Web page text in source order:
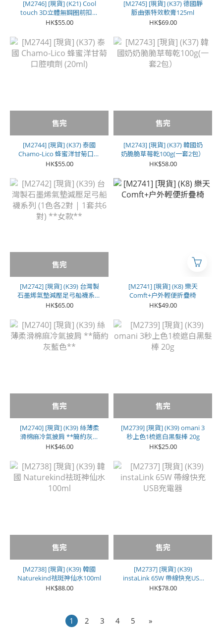
[M2746] [現貨] (K21) Cool
touch 3D立體無鋼圈前扣舒
適 Bra
HK$55.00
[M2745] [現貨] (K37) 德國靜
脈曲張特效軟膏125ml
HK$69.00
售完
[M2744] [現貨] (K37) 泰國
Chamo-Lico 蜂蜜洋甘菊口腔
噴劑 (20ml)
HK$55.00
售完
[M2743] [現貨] (K37) 韓國奶
奶脆脆草莓乾100g(一套2包）
HK$58.00
售完
[M2742] [現貨] (K39) 台灣製
石墨烯氣墊減壓足弓船襪系列
(1色各2對 | 1套共6對) **女
HK$65.00
[M2741] [現貨] (K8) 樂天
Comft+户外輕便折疊椅
HK$49.00
售完
[M2740] [現貨] (K39) 絲薄柔
滑棉麻冷氣披肩 **簡約灰藍
色**
HK$46.00
售完
[M2739] [現貨] (K39) omani 3
秒上色1梳遮白黑髮棒 20g
HK$25.00
售完
[M2738] [現貨] (K39) 韓國
Naturekind祛斑神仙水100ml
HK$88.00
售完
[M2737] [現貨] (K39)
instaLink 65W 帶線快充USB
充電器
HK$78.00
1 2 3 4 5 »